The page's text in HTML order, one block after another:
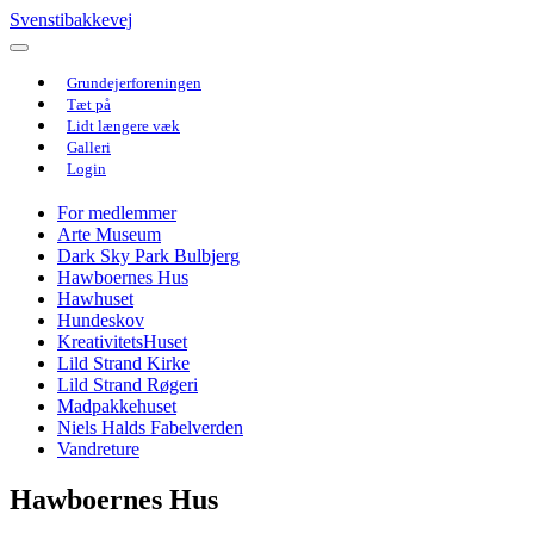
Svenstibakkevej
Grundejerforeningen
Tæt på
Lidt længere væk
Galleri
Login
For medlemmer
Arte Museum
Dark Sky Park Bulbjerg
Hawboernes Hus
Hawhuset
Hundeskov
KreativitetsHuset
Lild Strand Kirke
Lild Strand Røgeri
Madpakkehuset
Niels Halds Fabelverden
Vandreture
Hawboernes Hus